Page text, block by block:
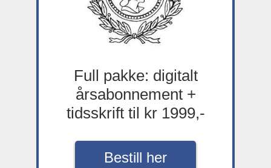
Full pakke: digitalt
årsabonnement +
tidsskrift til kr 1999,-
Bestill her